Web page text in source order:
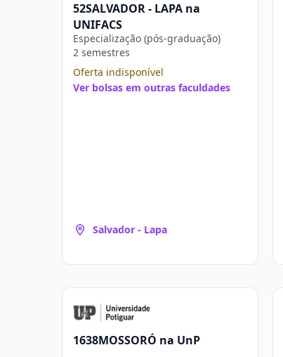
52SALVADOR - LAPA na
UNIFACS
Especialização (pós-graduação)
2 semestres
Oferta indisponível
Ver bolsas em outras faculdades
Salvador - Lapa
1638MOSSORÓ na UnP